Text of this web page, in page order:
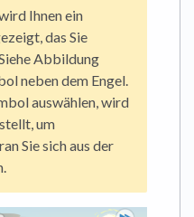
Ihnen ein
das Sie
Abbildung
neben dem Engel.
auswählen, wird
um
Sie sich aus der